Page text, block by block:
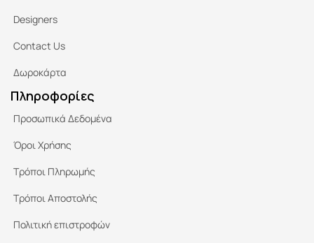
Designers
Contact Us
Δωροκάρτα
Πληροφορίες
Προσωπικά Δεδομένα
Όροι Χρήσης
Τρόποι Πληρωμής
Τρόποι Αποστολής
Πολιτική επιστροφών